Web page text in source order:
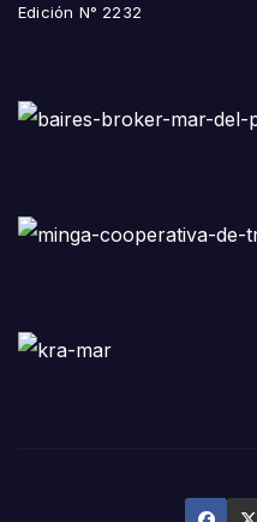
Edición N° 2232